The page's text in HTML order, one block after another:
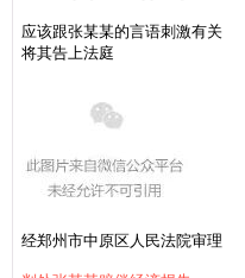
应该跟张某某的言语刺激有关
将其告上法庭
经郑州市中原区人民法院审理